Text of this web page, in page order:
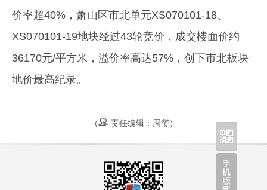
价率超40%，萧山区市北单元XS070101-18、
XS070101-19地块经过43轮竞价，成交楼面价约
36170元/平方米，溢价率高达57%，创下市北板块
地价最高纪录。
（ 责任编辑：周玺）